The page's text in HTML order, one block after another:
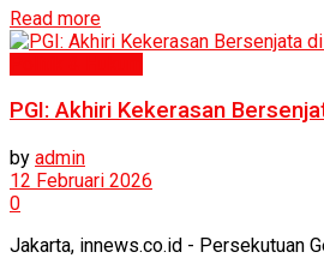
Read more
PGI: Akhiri Kekerasan
by admin
12 Februari 2026
0
Jakarta, innews.co.id - Persekutuan